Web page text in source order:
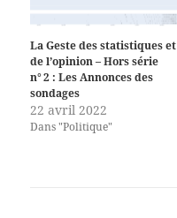
sondages de la discorde, dans
lequel je présente les
sondages à la veille du
premier tour…
La Geste des statistiques et
de l’opinion – Hors série
n° 2 : Les Annonces des
sondages
22 avril 2022
Dans "Politique"